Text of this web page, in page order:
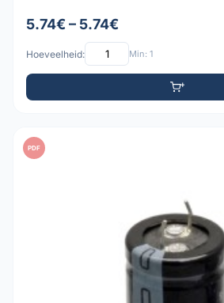
5.74€ – 5.74€
Hoeveelheid: Min: 1
PDF